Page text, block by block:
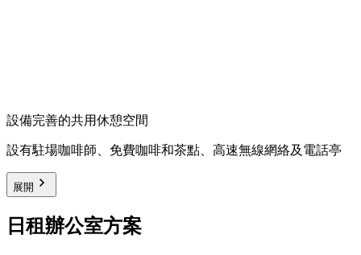
設備完善的共用休憩空間
設有駐場咖啡師、免費咖啡和茶點、高速無線網絡及電話亭
展開
日租辦公室方案